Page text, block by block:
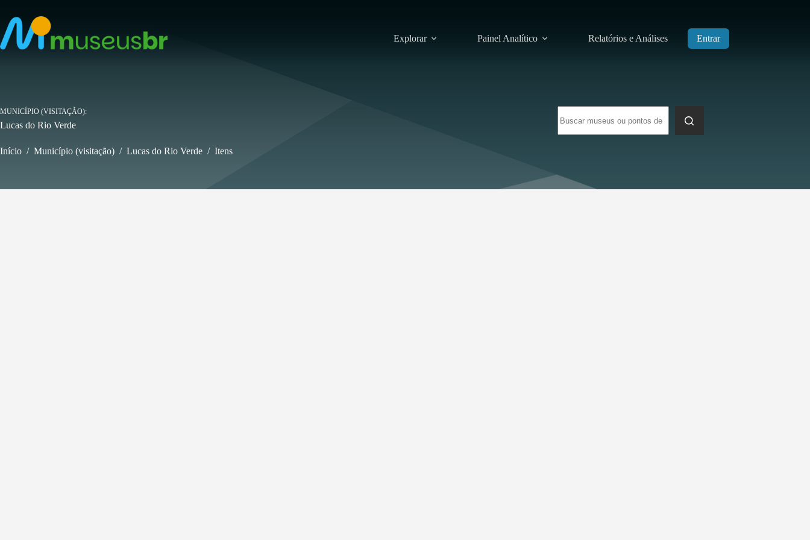
para
conteúdo
Explorar Painel Analítico Relatórios e Análises Entrar
resultados
MUNICÍPIO (VISITAÇÃO)
Lucas do Rio Verde
Início / Município (visitação) / Lucas do Rio Verde / Itens